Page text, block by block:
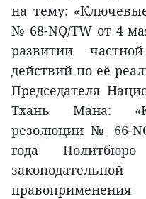
на тему:
№ 68-NQ/TW от 4
развитии
действий по её
Председателя
Тхань Мана:
резолюции № 66-
года